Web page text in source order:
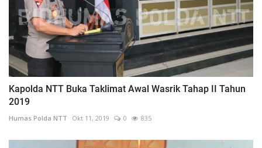
Kapolda NTT Buka Taklimat Awal Wasrik Tahap II Tahun
2019
Humas Polda NTT Okt 11, 2019 0 835